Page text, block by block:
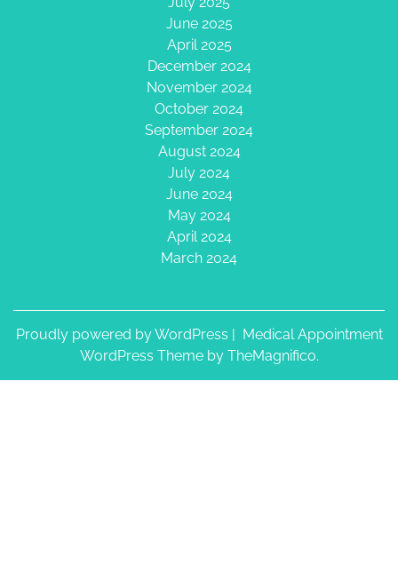
June 2025
April 2025
December 2024
November 2024
October 2024
September 2024
August 2024
July 2024
June 2024
May 2024
April 2024
March 2024
Proudly powered by WordPress | Medical Appointment
WordPress Theme by TheMagnifico.